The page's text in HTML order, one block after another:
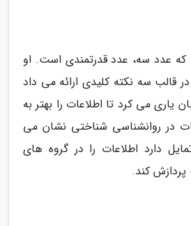
که عدد سه، عدد قدرتمندی است. او
قالب سه نکته کلیدی ارائه می داد
یاری می کرد تا اطلاعات را بهتر به
در روانشناسی شناختی نشان می
دارد اطلاعات را در گروه های
کند.